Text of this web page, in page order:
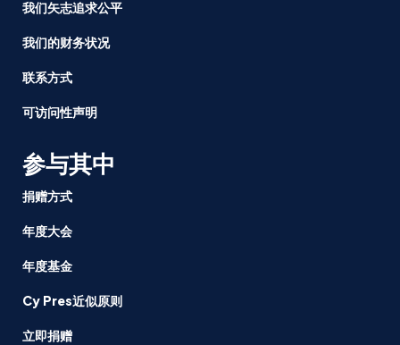
我们矢志追求公平
我们的财务状况
联系方式
可访问性声明
参与其中
捐赠方式
年度大会
年度基金
Cy Pres近似原则
立即捐赠